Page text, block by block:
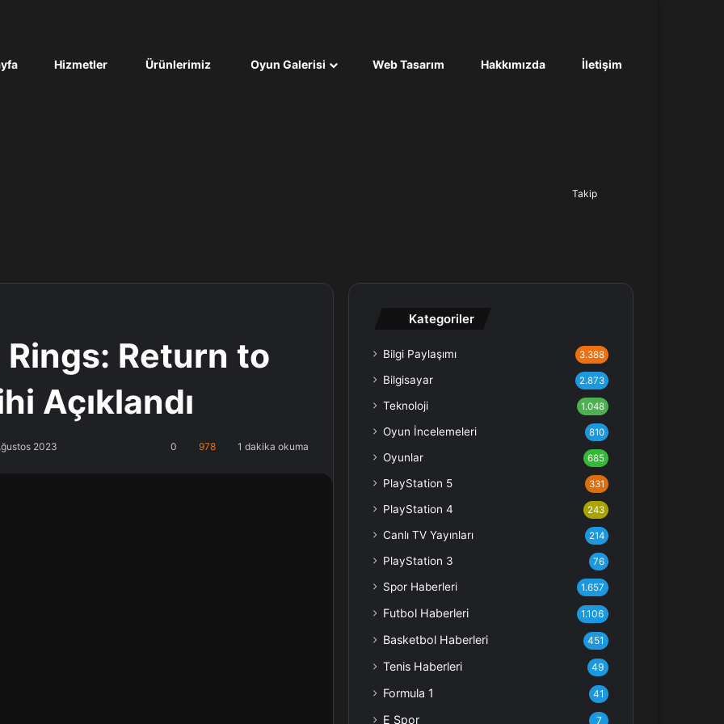
Hizmetler Ürünlerimiz Oyun Galerisi Web Tasarım Hakkımızda İletişim
Takip
Return to
Açıklandı
2023 0 978 1 dakika okuma
Kategoriler
Bilgi Paylaşımı 3.388
Bilgisayar 2.873
Teknoloji 1.048
Oyun İncelemeleri 810
Oyunlar 685
PlayStation 5 331
PlayStation 4 243
Canlı TV Yayınları 214
PlayStation 3 76
Spor Haberleri 1.657
Futbol Haberleri 1.106
Basketbol Haberleri 451
Tenis Haberleri 49
Formula 1 41
E Spor 7